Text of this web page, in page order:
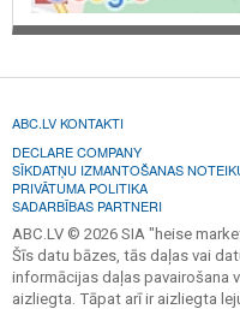
ABC.LV KONTAKTI
DECLARE COMPANY
SĪKDATŅU IZMANTOŠANAS
PRIVĀTUMA POLITIKA
SADARBĪBAS PARTNERI
ABC.LV © 2026 SIA "heise
Šīs datu bāzes, tās daļas vai
informācijas daļas pavairošana
aizliegta. Tāpat arī ir aizliegta